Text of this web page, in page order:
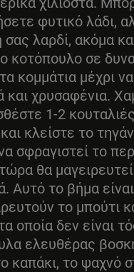
φυτικό λάδι,
σας λαρδί, ακόμα
κοτόπουλο σε
κομμάτια μέχρι
και χρυσαφένια.
1-2
κλείστε το
σφραγιστεί το
θα
Αυτό το βήμα
το μπούτι
οποία δεν είναι
ελευθέρας
καπάκι, το ψαχνό